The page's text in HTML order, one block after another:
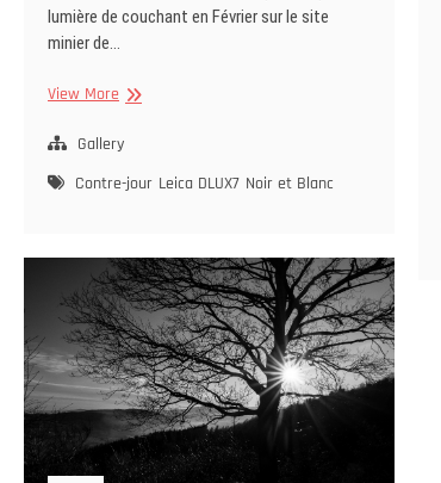
lumière de couchant en Février sur le site
minier de…
View More Creative
Wallers
Gallery
Contre-jour Leica DLUX7 Noir et Blanc